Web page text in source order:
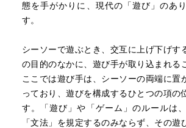
態を手がかりに、現代の「遊び」のあ
す。
シーソーで遊ぶとき、交互に上げ下げす
の目的のなかに、遊び手が取り込まれる
ここでは遊び手は、シーソーの両端に置
っており、遊びを構成するひとつの項の
す。「遊び」や「ゲーム」のルールは
「文法」を規定するのみならず、その遊